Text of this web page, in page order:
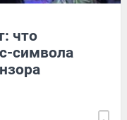
что
символа